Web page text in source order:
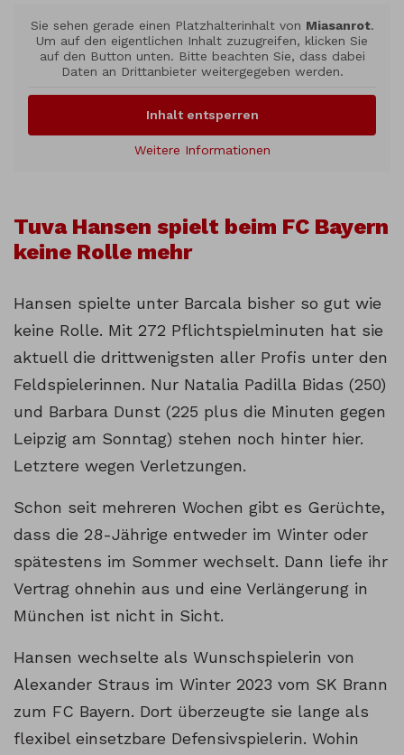
Sie sehen gerade einen Platzhalterinhalt von Miasanrot.
Um auf den eigentlichen Inhalt zuzugreifen, klicken Sie
auf den Button unten. Bitte beachten Sie, dass dabei
Daten an Drittanbieter weitergegeben werden.
Inhalt entsperren
Weitere Informationen
Tuva Hansen spielt beim FC Bayern
keine Rolle mehr
Hansen spielte unter Barcala bisher so gut wie
keine Rolle. Mit 272 Pflichtspielminuten hat sie
aktuell die drittwenigsten aller Profis unter den
Feldspielerinnen. Nur Natalia Padilla Bidas (250)
und Barbara Dunst (225 plus die Minuten gegen
Leipzig am Sonntag) stehen noch hinter hier.
Letztere wegen Verletzungen.
Schon seit mehreren Wochen gibt es Gerüchte,
dass die 28-Jährige entweder im Winter oder
spätestens im Sommer wechselt. Dann liefe ihr
Vertrag ohnehin aus und eine Verlängerung in
München ist nicht in Sicht.
Hansen wechselte als Wunschspielerin von
Alexander Straus im Winter 2023 vom SK Brann
zum FC Bayern. Dort überzeugte sie lange als
flexibel einsetzbare Defensivspielerin. Wohin